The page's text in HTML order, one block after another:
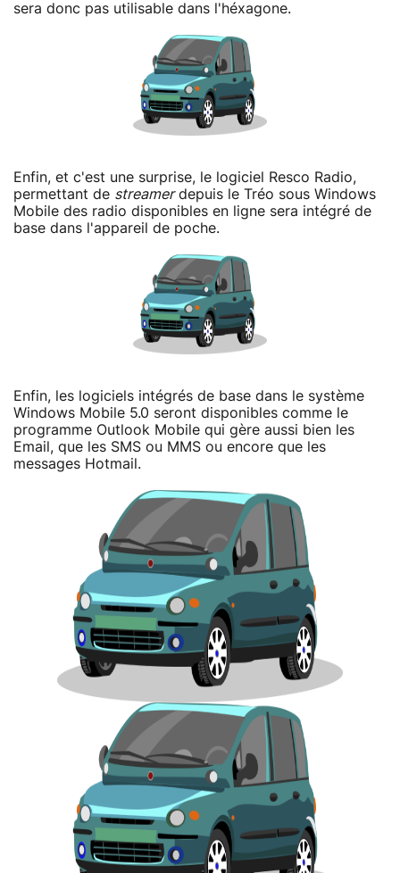
sera donc pas utilisable dans l'héxagone.
Enfin, et c'est une surprise, le logiciel Resco Radio,
permettant de streamerdepuis le Tréo sous Windows
Mobile des radio disponibles en ligne sera intégré de
base dans l'appareil de poche.
Enfin, les logiciels intégrés de base dans le système
Windows Mobile 5.0 seront disponibles comme le
programme Outlook Mobile qui gère aussi bien les
Email, que les SMS ou MMS ou encore que les
messages Hotmail.